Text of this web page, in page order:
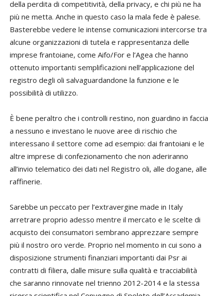
della perdita di competitività, della privacy, e chi più ne ha
più ne metta. Anche in questo caso la mala fede è palese.
Basterebbe vedere le intense comunicazioni intercorse tra
alcune organizzazioni di tutela e rappresentanza delle
imprese frantoiane, come Aifo/For e l’Agea che hanno
ottenuto importanti semplificazioni nell’applicazione del
registro degli oli salvaguardandone la funzione e le
possibilità di utilizzo.
È bene peraltro che i controlli restino, non guardino in faccia
a nessuno e investano le nuove aree di rischio che
interessano il settore come ad esempio: dai frantoiani e le
altre imprese di confezionamento che non aderiranno
all’invio telematico dei dati nel Registro oli, alle dogane, alle
raffinerie.
Sarebbe un peccato per l’extravergine made in Italy
arretrare proprio adesso mentre il mercato e le scelte di
acquisto dei consumatori sembrano apprezzare sempre
più il nostro oro verde. Proprio nel momento in cui sono a
disposizione strumenti finanziari importanti dai Psr ai
contratti di filiera, dalle misure sulla qualità e tracciabilità
che saranno rinnovate nel trienno 2012-2014 e la stessa